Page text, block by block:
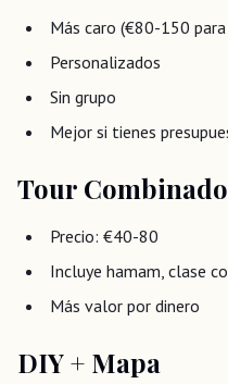
Más caro (€80-150
Personalizados
Sin grupo
Mejor si tienes
Tour
Precio: €40-80
Incluye hamam, clase
Más valor por dinero
DIY + Mapa